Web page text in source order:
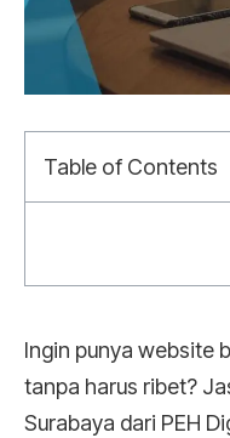
Table of Contents
Ingin punya website
tanpa harus ribet?
Surabaya dari PEH